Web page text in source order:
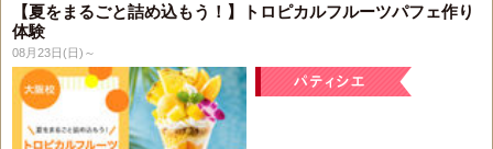
【夏をまるごと詰め込もう！】トロピカルフルーツパフェ作り
体験
08月23日(日)～